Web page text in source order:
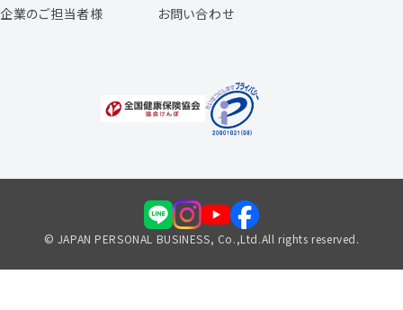
福利厚生のご案内
企業のご担当者様 お問い合わせ
© JAPAN PERSONAL BUSINESS, Co.,Ltd.All rights reserved.